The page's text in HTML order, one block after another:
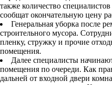
также количество
сообщат окончательную цену
Генеральная уборка после
строительного мусора.
пленку, стружку и прочие
помещения.
Далее специалисты
помещения по очереди. Как
дальней от входной двери